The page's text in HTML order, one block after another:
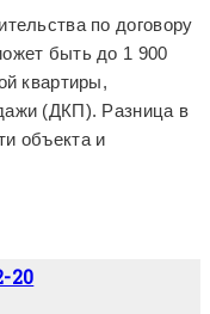
по договору
быть до 1 900
квартиры,
(ДКП). Разница в
объекта и
20